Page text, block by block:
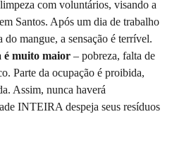
com voluntários, visando a
Santos. Após um dia de trabalho
mangue, a sensação é terrível.
é muito maior – pobreza, falta de
Parte da ocupação é proibida,
Assim, nunca haverá
INTEIRA despeja seus resíduos